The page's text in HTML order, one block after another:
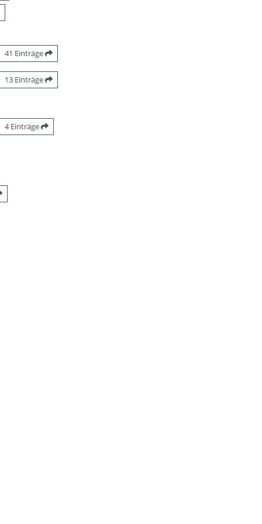
41 Einträge
13 Einträge
4 Einträge